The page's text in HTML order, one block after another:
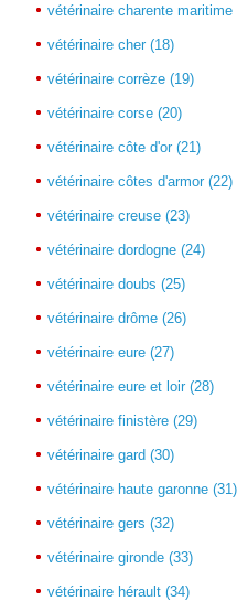
vétérinaire charente maritime
vétérinaire cher (18)
vétérinaire corrèze (19)
vétérinaire corse (20)
vétérinaire côte d'or (21)
vétérinaire côtes d'armor (22)
vétérinaire creuse (23)
vétérinaire dordogne (24)
vétérinaire doubs (25)
vétérinaire drôme (26)
vétérinaire eure (27)
vétérinaire eure et loir (28)
vétérinaire finistère (29)
vétérinaire gard (30)
vétérinaire haute garonne (31)
vétérinaire gers (32)
vétérinaire gironde (33)
vétérinaire hérault (34)